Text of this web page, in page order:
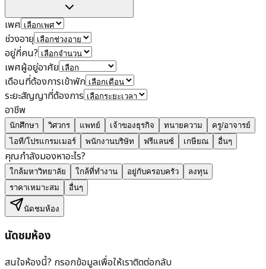
เพศ
ช่วงอายุ
อยู่กี่คน?
เพศผู้อยู่อาศัย
เดือนที่ต้องการเข้าพัก
ระยะสัญญาที่ต้องการ
อาชีพ
นักศึกษา วิศวกร แพทย์ เจ้าของธุรกิจ ทนายความ
ครู/อาจารย์
ไอที/โปรแกรมเมอร์
พนักงานบริษัท ฟรีแลนซ์ เกษียณ อื่นๆ
คุณกำลังมองหาอะไร?
ใกล้มหาวิทยาลัย ใกล้ที่ทำงาน อยู่กับครอบครัว
ลงทุน
ราคาเหมาะสม
อื่นๆ
นัดชมห้อง
นัดชมห้อง
สนใจห้องนี้? กรอกข้อมูลเพื่อให้เราติดต่อกลับ